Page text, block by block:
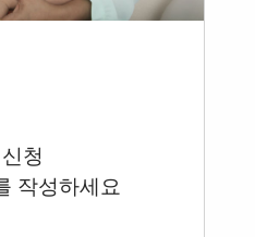
청
작성하세요